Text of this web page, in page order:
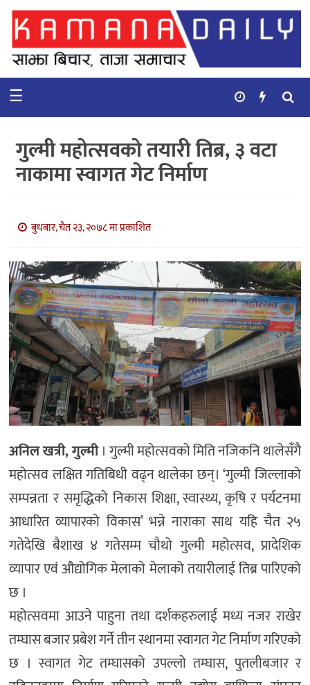
गृहपृष्ठ
समाचार
कुटनिती
कुराकानी
बाणिज्य
भिडियो
सिफारिस
☰
गुल्मी महोत्सवको तयारी तिब्र, ३ वटा
नाकामा स्वागत गेट निर्माण
बुधबार, चैत २३, २०७८ मा प्रकाशित
अनिल खत्री, गुल्मी। गुल्मी महोत्सवको मिति नजिकनि थालेसँगै
महोत्सव लक्षित गतिबिधी वढ्न थालेका छन्। ‘गुल्मी जिल्लाको
सम्पन्नता र समृद्धिको निकास शिक्षा, स्वास्थ्य, कृषि र पर्यटनमा
आधारित व्यापारको विकास’ भन्ने नाराका साथ यहि चैत २५
गतेदेखि बैशाख ४ गतेसम्म चौथो गुल्मी महोत्सव, प्रादेशिक
व्यापार एवं औद्योगिक मेलाको मेलाको तयारीलाई तिब्र पारिएको
छ ।
महोत्सवमा आउने पाहुना तथा दर्शकहरुलाई मध्य नजर राखेर
तम्घास बजार प्रबेश गर्ने तीन स्थानमा स्वागत गेट निर्माण गरिएको
छ । स्वागत गेट तम्घासको उपल्लो तम्घास, पुतलीबजार र